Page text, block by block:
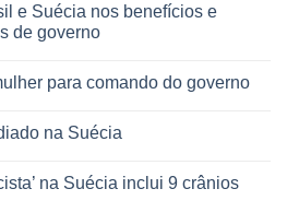
e Suécia nos benefícios e
de governo
para comando do governo
na Suécia
na Suécia inclui 9 crânios